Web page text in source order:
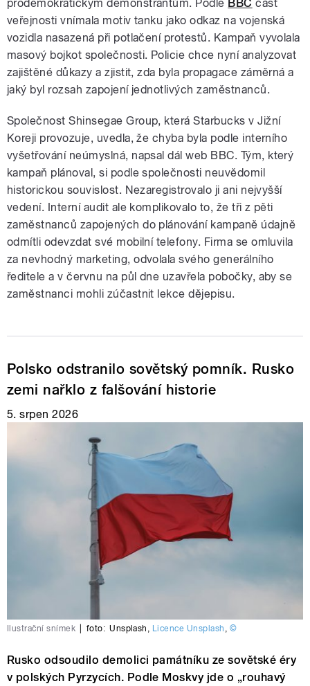
prodemokratickým demonstrantům. Podle BBC část
veřejnosti vnímala motiv tanku jako odkaz na vojenská
vozidla nasazená při potlačení protestů. Kampaň vyvolala
masový bojkot společnosti. Policie chce nyní analyzovat
zajištěné důkazy a zjistit, zda byla propagace záměrná a
jaký byl rozsah zapojení jednotlivých zaměstnanců.
Společnost Shinsegae Group, která Starbucks v Jižní
Koreji provozuje, uvedla, že chyba byla podle interního
vyšetřování neúmyslná, napsal dál web BBC. Tým, který
kampaň plánoval, si podle společnosti neuvědomil
historickou souvislost. Nezaregistrovalo ji ani nejvyšší
vedení. Interní audit ale komplikovalo to, že tři z pěti
zaměstnanců zapojených do plánování kampaně údajně
odmítli odevzdat své mobilní telefony. Firma se omluvila
za nevhodný marketing, odvolala svého generálního
ředitele a v červnu na půl dne uzavřela pobočky, aby se
zaměstnanci mohli zúčastnit lekce dějepisu.
Polsko odstranilo sovětský pomník. Rusko
zemi nařklo z falšování historie
5. srpen 2026
Ilustrační snímek foto: Unsplash , Licence Unsplash , ©
Rusko odsoudilo demolici památníku ze sovětské éry
v polských Pyrzycích. Podle Moskvy jde o „rouhavý